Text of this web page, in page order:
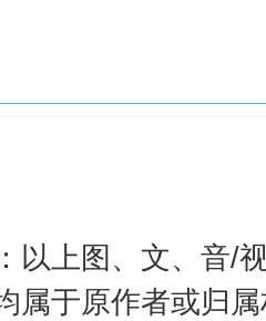
以上图、文、音/
属于原作者或归